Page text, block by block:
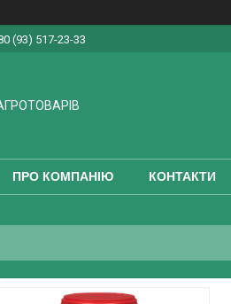
(93) 517-23-33
ПРО КОМПАНІЮ КОНТАКТИ